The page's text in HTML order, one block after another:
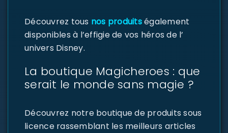
Découvrez tous nos produitségalement
disponibles à l’effigie de vos héros de l’
univers Disney.
La boutique Magicheroes : que
serait le monde sans magie ?
Découvrez notre boutique de produits sous
licence rassemblant les meilleurs articles